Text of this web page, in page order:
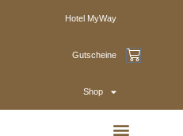
Hotel MyWay
Gutscheine
Shop